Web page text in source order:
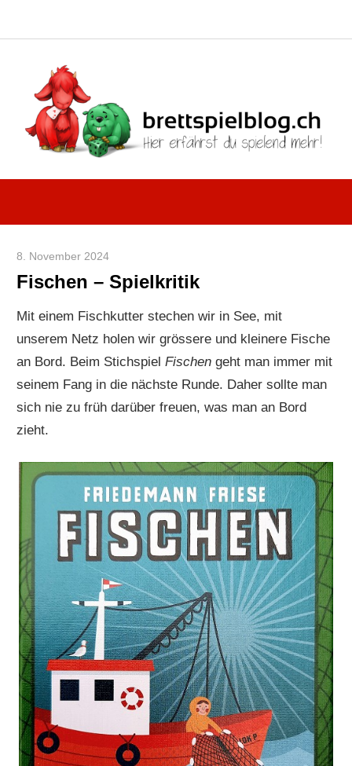
Feed
springen
mehr!
8. November 2024
Fischen – Spielkritik
Mit einem Fischkutter stechen wir in See, mit
unserem Netz holen wir grössere und kleinere Fische
an Bord. Beim StichspielFischengeht man immer mit
seinem Fang in die nächste Runde. Daher sollte man
sich nie zu früh darüber freuen, was man an Bord
zieht.